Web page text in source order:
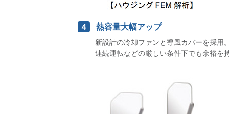
４ 熱容量大幅アップ
新設計の冷却ファンと導風カバーを採用
連続運転などの厳しい条件下でも余裕を